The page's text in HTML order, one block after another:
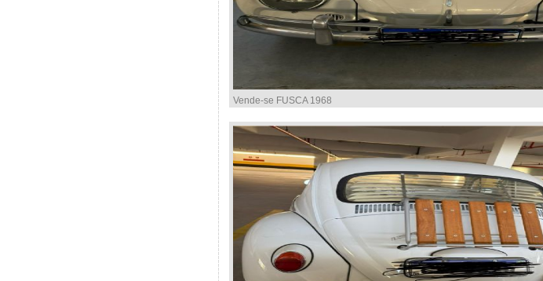
Vende-se FUSCA 1968